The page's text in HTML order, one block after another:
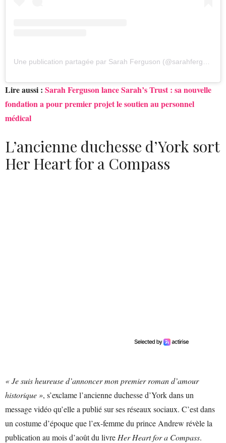
Lire aussi : Sarah Ferguson lance Sarah’s Trust : sa nouvelle
fondation a pour premier projet le soutien au personnel
médical
L’ancienne duchesse d’York sort
Her Heart for a Compass
« Je suis heureuse d’annoncer mon premier roman d’amour
historique », s’exclame l’ancienne duchesse d’York dans un
message vidéo qu’elle a publié sur ses réseaux sociaux. C’est dans
un costume d’époque que l’ex-femme du prince Andrew révèle la
publication au mois d’août du livre Her Heart for a Compass.